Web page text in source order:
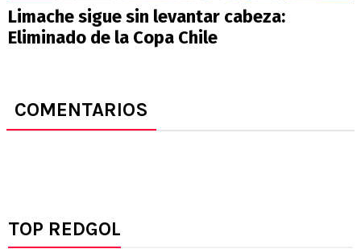
Limache sigue sin levantar cabeza:
Eliminado de la Copa Chile
COMENTARIOS
TOP REDGOL